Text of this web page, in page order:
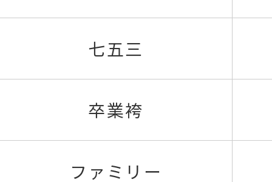
七五三
卒業袴
ファミリー